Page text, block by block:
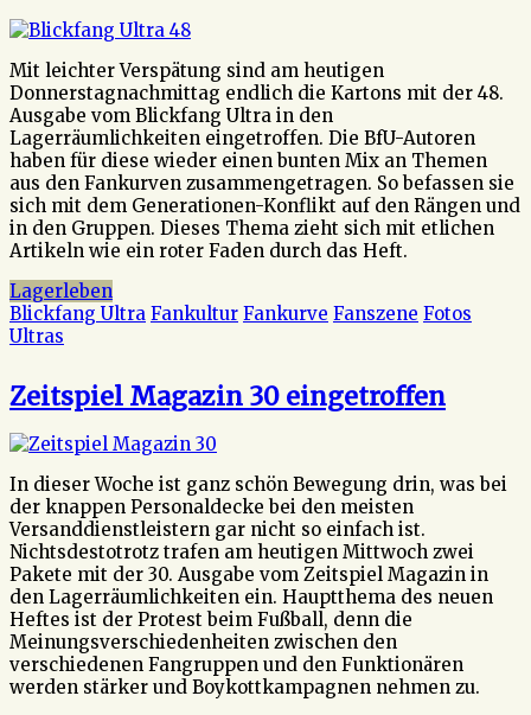
Mit leichter Verspätung sind am heutigen
Donnerstagnachmittag endlich die Kartons mit der 48.
Ausgabe vom Blickfang Ultra in den
Lagerräumlichkeiten eingetroffen. Die BfU-Autoren
haben für diese wieder einen bunten Mix an Themen
aus den Fankurven zusammengetragen. So befassen sie
sich mit dem Generationen-Konflikt auf den Rängen und
in den Gruppen. Dieses Thema zieht sich mit etlichen
Artikeln wie ein roter Faden durch das Heft.
Lagerleben
Blickfang Ultra Fankultur Fankurve Fanszene Fotos
Ultras
Zeitspiel Magazin 30 eingetroffen
In dieser Woche ist ganz schön Bewegung drin, was bei
der knappen Personaldecke bei den meisten
Versanddienstleistern gar nicht so einfach ist.
Nichtsdestotrotz trafen am heutigen Mittwoch zwei
Pakete mit der 30. Ausgabe vom Zeitspiel Magazin in
den Lagerräumlichkeiten ein. Hauptthema des neuen
Heftes ist der Protest beim Fußball, denn die
Meinungsverschiedenheiten zwischen den
verschiedenen Fangruppen und den Funktionären
werden stärker und Boykottkampagnen nehmen zu.